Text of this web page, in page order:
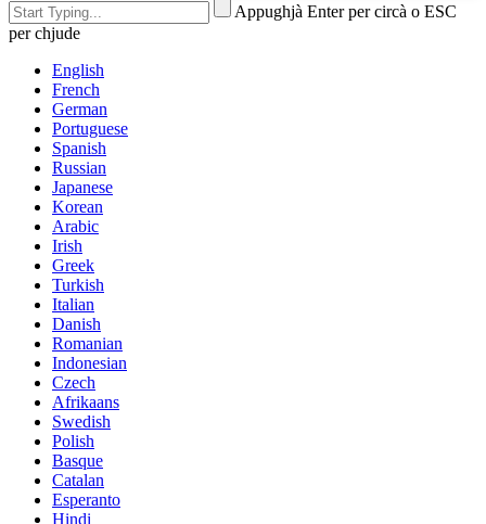
Appughjà Enter per circà o ESC
per chjude
English
French
German
Portuguese
Spanish
Russian
Japanese
Korean
Arabic
Irish
Greek
Turkish
Italian
Danish
Romanian
Indonesian
Czech
Afrikaans
Swedish
Polish
Basque
Catalan
Esperanto
Hindi